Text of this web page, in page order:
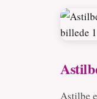
Astilbe